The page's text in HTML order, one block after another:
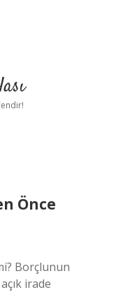
Önce
Borçlunun
irade